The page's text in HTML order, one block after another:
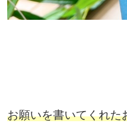
お願いを書いてくれた